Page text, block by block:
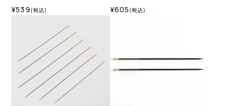
¥539 (税込) ¥605 (税込)